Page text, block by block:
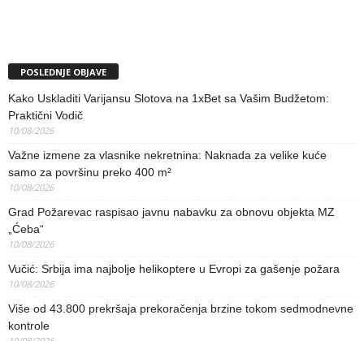
POSLEDNJE OBJAVE
Kako Uskladiti Varijansu Slotova na 1xBet sa Vašim Budžetom:
Praktični Vodič
10/08/2026
Važne izmene za vlasnike nekretnina: Naknada za velike kuće
samo za površinu preko 400 m²
10/08/2026
Grad Požarevac raspisao javnu nabavku za obnovu objekta MZ
„Ćeba“
10/08/2026
Vučić: Srbija ima najbolje helikoptere u Evropi za gašenje požara
10/08/2026
Više od 43.800 prekršaja prekoračenja brzine tokom sedmodnevne
kontrole